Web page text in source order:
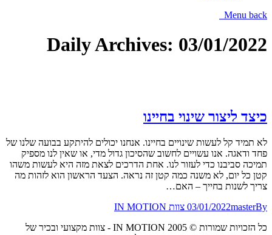
Menu back
Daily Archives: 03/01/2022
כיצד ליצור שינוי בחיינו
לא תמיד קל לעשות שינויים בחיינו. אנחנו יכולים להיתקע בבועה שלנו של
פחד ודאגה. אנו עשויים לחשוב שהסיכון גדול מדי, או שאין לנו מספיק
תמיכה סביבנו כדי לעזור לנו. אחת הדרכים לצאת מזה היא לעשות משהו
קטן כל יום, לא משנה כמה קטן זה נראה. הצעד הראשון הוא לזהות מה
צריך לשנות בחייך – האם…
03/01/2022masterBy
צוות IN MOTION
כל הזכויות שמורות © IN MOTION 2005 - צוות מקצועי ובכיר של